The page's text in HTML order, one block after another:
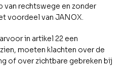
rechtswege en zonder
voordeel van JANOX.
in artikel 22 een
moeten klachten over de
of over zichtbare gebreken bij